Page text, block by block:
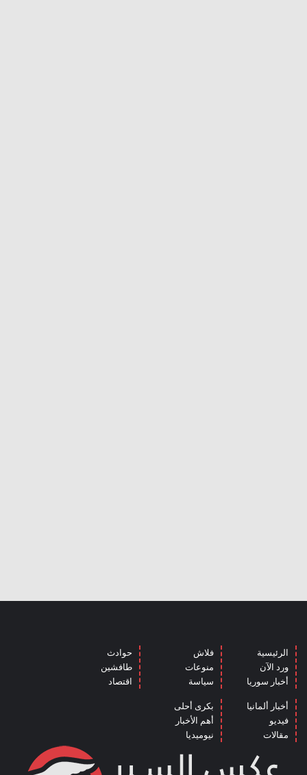
الرئيسية
ورد الآن
أخبار سوريا
فلاش
منوعات
سياسة
حوادث
طافشين
اقتصاد
أخبار ألمانيا
فيديو
مقالات
بكرى أحلى
أهم الأخبار
نيوميديا